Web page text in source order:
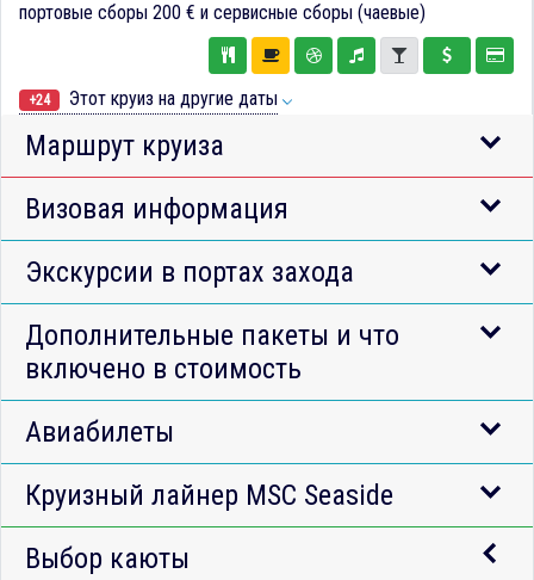
портовые сборы 200 € и сервисные сборы (чаевые)
+24 Этот круиз на другие даты
Маршрут круиза
Визовая информация
Экскурсии в портах захода
Дополнительные пакеты и что
включено в стоимость
Авиабилеты
Круизный лайнер MSC Seaside
Выбор каюты